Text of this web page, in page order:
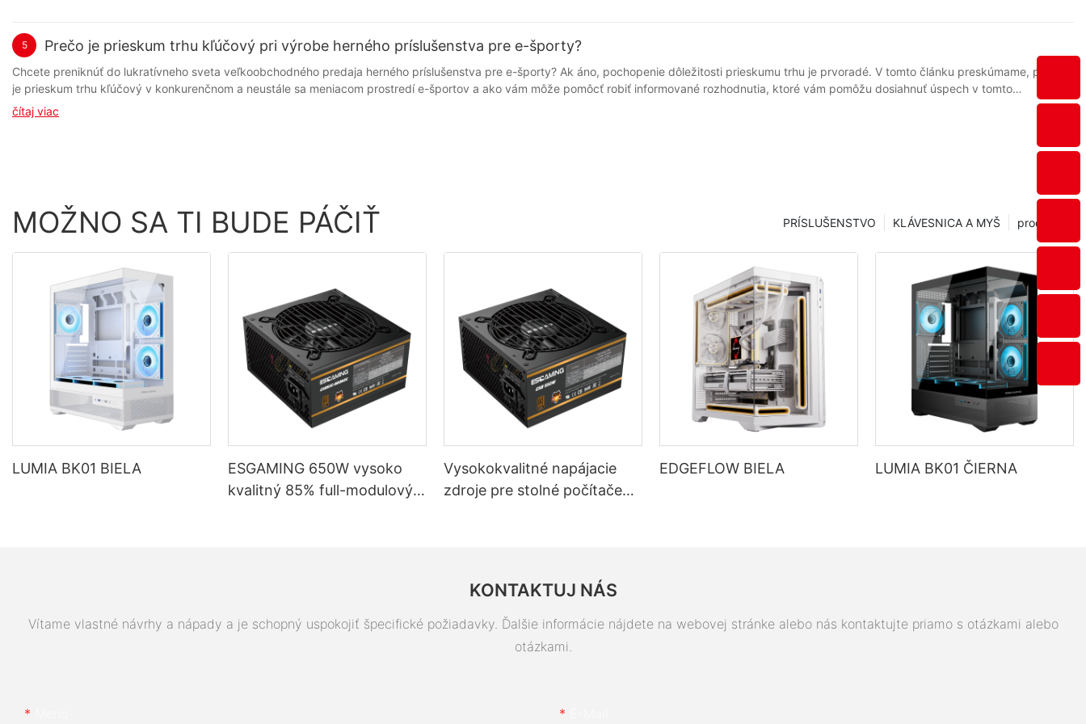
5 Prečo je prieskum trhu kľúčový pri výrobe herného príslušenstva pre e-športy?
Chcete preniknúť do lukratívneho sveta veľkoobchodného predaja herného príslušenstva pre e-športy? Ak áno, pochopenie dôležitosti prieskumu trhu je prvoradé. V tomto článku preskúmame, prečo je prieskum trhu kľúčový v konkurenčnom a neustále sa meniacom prostredí e-športov a ako vám môže pomôcť robiť informované rozhodnutia, ktoré vám pomôžu dosiahnuť úspech v tomto prosperujúcom odvetví. Či už ste skúsený hráč na trhu alebo nováčik, ktorý sa chce presadiť, tento článok vám poskytne cenné informácie, ktoré vám pomôžu udržať si náskok pred konkurenciou. - Dôležitosť pochopenia preferencií spotrebiteľov V rýchlo rastúcom odvetví e-športu je pochopenie preferencií spotrebiteľov kľúčové pre firmy, ktoré chcú na trhu uspieť. Platí to najmä pre spoločnosti, ktoré sa špecializujú na veľkoobchodný predaj herného príslušenstva pre e-športy. Prieskumom trhu môžu spoločnosti získať cenné poznatky o trendoch a preferenciách hráčov, čo im umožňuje prispôsobiť svoje produkty a marketingové stratégie tak, aby lepšie vyhovovali potrebám ich cieľovej skupiny. Jedným z kľúčových dôvodov, prečo je prieskum trhu dôležitý v odvetví veľkoobchodného predaja herného príslušenstva, je konkurenčná povaha trhu. Vzhľadom na pravidelné vydávanie nových produktov a neustále sa rozširujúcu skupinu konkurentov musia spoločnosti zostať o krok vpred, aby zostali relevantné a konkurencieschopné. Pochopením preferencií spotrebiteľov môžu spoločnosti identifikovať medzery na trhu a vyvíjať produkty, ktoré sa odlišujú od konkurencie. Domov je miestom, kde hráči trávia väčšinu svojho času, a preto je nevyhnutné, aby herné príslušenstvo nielen zlepšilo herný zážitok, ale aj doplnilo estetiku herného zariadenia. Prieskum trhu môže poskytnúť cenné poznatky o typoch príslušenstva, ktoré hráči hľadajú, ako aj o ich preferovaných štýloch a dizajnoch. Napríklad niektorí hráči môžu uprednostňovať elegantné a minimalistické dizajny, zatiaľ čo iní môžu uprednostňovať výrazné a farebné príslušenstvo. Pochopením týchto preferencií môžu spoločnosti vyvíjať produkty, ktoré oslovia široké spektrum spotrebiteľov. Prieskum trhu môže navyše pomôcť spoločnostiam identifikovať vznikajúce trendy v hernom priemysle. E-šport je rýchlo sa rozvíjajúce odvetvie, v ktorom neustále vznikajú nové hry, žánre a platformy. Sledovaním najnovších trendov môžu spoločnosti vyvíjať produkty, ktoré uspokoja meniace sa potreby a preferencie hráčov. Napríklad vzostup mobilných hier vytvoril dopyt po prenosnom príslušenstve, ktoré umožňuje hráčom hrať na cestách. Pochopením tohto trendu môžu spoločnosti vyvíjať príslušenstvo optimalizované pre mobilné zariadenia, ktoré uspokojí tento rastúci segment trhu. Prieskum trhu môže navyše pomôcť spoločnostiam identifikovať najefektívnejšie marketingové kanály na oslovenie ich cieľovej skupiny. S nástupom sociálnych médií a online influencerov už tradičné marketingové stratégie nemusia byť také účinné ako kedysi. Vykonaním prieskumu trhu môžu spoločnosti identifikovať kanály, na ktorých sú hráči najaktívnejší, ako aj typy obsahu, ktoré s nimi rezonujú. Tieto informácie môžu spoločnostiam pomôcť vytvoriť cielené marketingové kampane, ktoré maximalizujú ich dosah a zapojenie hráčov. Záverom možno povedať, že prieskum trhu je pre spoločnosti vo veľkoobchodnom odvetví herného príslušenstva pre e-športy kľúčový, aby pochopili preferencie spotrebiteľov, udržali si náskok pred konkurenciou a vyvíjali produkty, ktoré spĺňajú vyvíjajúce sa potreby hráčov. Investovaním do prieskumu trhu môžu spoločnosti získať konkurenčnú výhodu na trhu a zabezpečiť si dlhodobý úspech. - Identifikácia trendov a príležitostí na trhu e-športov V dnešnom rýchlo rastúcom odvetví e-športu je pre úspech kľúčové udržiavať si náskok pred trendmi a identifikovať nové príležitosti, najmä pre podniky na veľkoobchodnom trhu s herným príslušenstvom. Keďže dopyt po vysoko kvalitnom a inovatívnom hernom príslušenstve pre e-športy neustále rastie, prieskum trhu je nevyhnutný pre pochopenie preferencií spotrebiteľov, konkurenčného prostredia a potenciálnych medzier na trhu. Jedným z kľúčových trendov na trhu s herným príslušenstvom pre e-športy je rastúca popularita domácich herných zostáv. S rastúcim počtom hráčov, ktorí sa rozhodli hrať z pohodlia domova, prudko vzrástol dopyt po vysoko výkonnom príslušenstve, ako sú herné klávesnice, myši, headsety a ovládače. Okrem toho vzostup streamovacích platforiem ako Twitch a YouTube Gaming vytvoril potrebu príslušenstva, ktoré vylepšuje herný zážitok a celkovo zlepšuje hrateľnosť. Prieskumom trhu môžu veľkoobchodné spoločnosti získať cenné informácie o tom, ktoré herné príslušenstvo je medzi domácimi hráčmi veľmi žiadané. Tieto informácie im môžu pomôcť prispôsobiť ponuku produktov tak, aby vyhovovala potrebám ich cieľovej skupiny a udržala si konkurencieschopnosť na trhu. Napríklad, ak si konkrétny typ herného headsetu získava na popularite medzi streamermi, veľkoobchodný distribútor sa môže uistiť, že si tieto produkty doplní, aby uspokojil rastúci dopyt. Prieskum trhu môže navyše pomôcť podnikom identifikovať vznikajúce trendy na trhu e-športov a využiť nové príležitosti. Napríklad rastúca popularita mobilných e-športov vytvorila dopyt po príslušenstve, ktoré je určené pre mobilných hráčov, ako sú ovládače smartfónov a prenosné nabíjačky. Vďaka informovanosti o týchto trendoch môžu veľkoobchodné podniky rozšíriť svoju ponuku produktov o príslušenstvo, ktoré je určené pre tento segment trhu. Ďalším dôležitým aspektom prieskumu trhu na veľkoobchodnom trhu s herným príslušenstvom pre e-športy je pochopenie konkurenčného prostredia. Analýzou stratégií a ponuky produktov kľúčových konkurentov môžu podniky identifikovať oblasti, v ktorých sa môžu odlíšiť a získať konkurenčnú výhodu. Napríklad, ak sa konkurent zameriava na cenovo dostupné herné príslušenstvo, veľkoobchodný distribútor by sa mohol odlíšiť ponukou prémiových produktov vyššej triedy s pokročilými funkciami. Záverom možno konštatovať, že prieskum trhu je kľúčový pre veľkoobchodné podniky na trhu s herným príslušenstvom pre e-športy, aby zostali konkurencieschopné a využili vznikajúce trendy a príležitosti. Pochopením preferencií spotrebiteľov, konkurenčného prostredia a vznikajúcich trendov môžu podniky prispôsobiť svoju ponuku produktov potrebám svojej cieľovej skupiny a umiestniť sa na úspech v tomto rýchlo rastúcom odvetví. Vykonávanie dôkladného prieskumu trhu je nevyhnutné pre udržanie si náskoku a maximalizáciu ziskovosti na veľkoobchodnom trhu s herným príslušenstvom pre e-športy. - Využitie prieskumu trhu na vývoj produktov S rastúcim dopytom po vysokokvalitnom hernom príslušenstve v oblasti e-športov rastie dopyt po vysokokvalitnom hernom príslušenstve. Aby si veľkoobchodníci s herným príslušenstvom v oblasti e-športov udržali konkurencieschopnosť na trhu, je pre nich nevyhnutné využívať prieskum trhu na vývoj produktov. Štúdiom spotrebiteľských trendov, analýzou konkurencie a pochopením potrieb cieľovej skupiny môžu veľkoobchodníci robiť informované rozhodnutia, ktoré zvýšia predaj a ziskovosť. Jedným z kľúčových aspektov prieskumu trhu je pochopenie preferencií hráčov, ktorí hrajú z domu. S nástupom online hier si čoraz viac hráčov užíva svoje obľúbené hry z pohodlia vlastnej obývačky. To vytvorilo potrebu herného príslušenstva, ktoré je nielen funkčné, ale aj vizuálne príťažlivé a ergonomické. Vykonávaním prieskumov a fokusových skupín môžu veľkoobchodníci získať cenné informácie o funkciách a dizajne, ktoré spotrebitelia v ich príslušenstve hľadajú. Okrem pochopenia potrieb domácich hráčov musia veľkoobchodníci sledovať aj najnovšie trendy v hernom príslušenstve pre e-športy. Keďže sa na trhu každý deň objavujú nové produkty, je dôležité udržať si náskok pred konkurenciou tým, že ponúkajú inovatívne a špičkové dizajny. Prieskum trhu môže veľkoobchodníkom pomôcť identifikovať vznikajúce trendy a príležitosti na rast, čo im umožní vyvíjať produkty, ktoré upútajú pozornosť spotrebiteľov a zvýšia predaj. Konkurenčná analýza je ďalšou kľúčovou súčasťou prieskumu trhu pre veľkoobchodníkov s herným príslušenstvom pre e-športy. Štúdiom stratégií a ponúk konkurenčných spoločností môžu veľkoobchodníci identifikovať medzery na trhu a vyvinúť produkty, ktoré ich odlíšia od konkurencie. To môže zahŕňať ponuku jedinečných funkcií, zlepšenie kvality produktov alebo zefektívnenie výrobného procesu s cieľom znížiť náklady a zvýšiť efektívnosť. Celkovo je prieskum trhu nevyhnutný pre veľkoobchodníkov s herným príslušenstvom pre e-športy, ktorí sa snažia uspieť v konkurenčnom a rýchlo sa rozvíjajúcom odvetví. Pochopením potrieb domácich hráčov, udržiavaním náskoku pred trendmi a analýzou konkurencie môžu veľkoobchodníci vyvíjať produkty, ktoré sú nielen žiadané, ale aj ziskové. So správnymi stratégiami prieskumu trhu sa veľkoobchodníci môžu etablovať ako lídri na trhu s herným príslušenstvom pre e-športy a zabezpečiť si úspech v nasledujúcich rokoch. - Analýza konkurencie a stratégie umiestnenia Prieskum trhu je kľúčovým aspektom veľkoobchodného predaja herného príslušenstva pre e-športy. Pochopenie konkurenčného prostredia a vývoj efektívnych stratégií umiestnenia na trhu sú kľúčom k úspechu na tomto rastúcom trhu. V tomto článku preskúmame dôležitosť prieskumu trhu vo veľkoobchodnom predaji herného príslušenstva pre e-športy so zameraním na podniky pôsobiace z domu. Analýza konkurencie je kľúčovou súčasťou prieskumu trhu vo veľkoobchodnom odvetví herného príslušenstva pre e-športy. Preskúmaním produktov, cien a propagačných stratégií konkurentov môžu firmy identifikovať medzery na trhu a vyvinúť jedinečné predajné ponuky. Keďže na trh každý deň vstupujú noví hráči, je pre dlhodobý úspech nevyhnutné udržať si náskok pred konkurenciou. Stratégie pozičného manažmentu sú ďalším kľúčovým aspektom prieskumu trhu vo veľkoobchodnom odvetví herného príslušenstva pre e-športy. Definovaním cieľovej skupiny a vytvorením presvedčivého imidžu značky sa firmy môžu odlíšiť od konkurencie
čítaj viac
MOŽNO SA TI BUDE PÁČIŤ produkty
KLÁVESNICA A MYŠ
PRÍSLUŠENSTVO
LUMIA BK01 BIELA
ESGAMING 650W vysoko
kvalitný 85% full-modulový
Vysokokvalitné napájacie
zdroje pre stolné počítače
EDGEFLOW BIELA LUMIA BK01 ČIERNA
KONTAKTUJ NÁS
Vítame vlastné návrhy a nápady a je schopný uspokojiť špecifické požiadavky. Ďalšie informácie nájdete na webovej stránke alebo nás kontaktujte priamo s otázkami alebo
otázkami.